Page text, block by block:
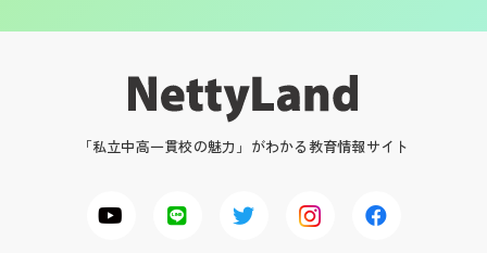
「私立中高一貫校の魅力」がわかる教育情報サイト